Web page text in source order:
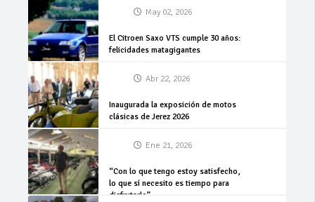
May 02, 2026
El Citroen Saxo VTS cumple 30 años:
felicidades matagigantes
Abr 22, 2026
Inaugurada la exposición de motos
clásicas de Jerez 2026
Ene 21, 2026
“Con lo que tengo estoy satisfecho,
lo que sí necesito es tiempo para
disfrutarlo”